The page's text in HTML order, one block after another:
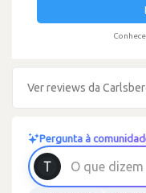
Ver reviews da
Pergunta à
O que d izem